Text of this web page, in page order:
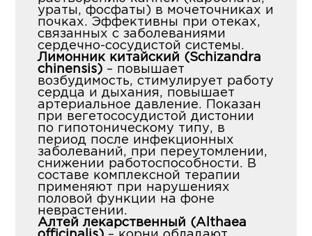
ураты, фосфаты) в мочеточниках и
почках. Эффективны при отеках,
связанных с заболеваниями
сердечно-сосудистой системы.
Лимонник китайский (Schizandra
chinensis) – повышает
возбудимость, стимулирует работу
сердца и дыхания, повышает
артериальное давление. Показан
при вегетососудистой дистонии
по гипотоническому типу, в
период после инфекционных
заболеваний, при переутомлении,
снижении работоспособности. В
составе комплексной терапии
применяют при нарушениях
половой функции на фоне
неврастении.
Алтей лекарственный (Althaea